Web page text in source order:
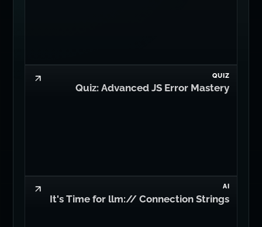
QUIZ
Quiz: Advanced JS Error Mastery
AI
It's Time for llm:// Connection Strings